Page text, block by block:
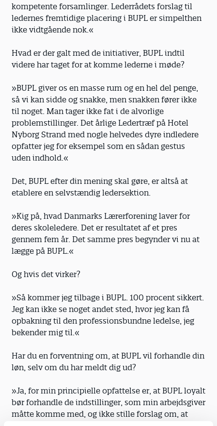
kompetente forsamlinger. Lederrådets forslag til
ledernes fremtidige placering i BUPL er simpelthen
ikke vidtgående nok.«
Hvad er der galt med de initiativer, BUPL indtil
videre har taget for at komme lederne i møde?
»BUPL giver os en masse rum og en hel del penge,
så vi kan sidde og snakke, men snakken fører ikke
til noget. Man tager ikke fat i de alvorlige
problemstillinger. Det årlige Ledertræf på Hotel
Nyborg Strand med nogle helvedes dyre indledere
opfatter jeg for eksempel som en sådan gestus
uden indhold.«
Det, BUPL efter din mening skal gøre, er altså at
etablere en selvstændig ledersektion.
»Kig på, hvad Danmarks Lærerforening laver for
deres skoleledere. Det er resultatet af et pres
gennem fem år. Det samme pres begynder vi nu at
lægge på BUPL.«
Og hvis det virker?
»Så kommer jeg tilbage i BUPL. 100 procent sikkert.
Jeg kan ikke se noget andet sted, hvor jeg kan få
opbakning til den professionsbundne ledelse, jeg
bekender mig til.«
Har du en forventning om, at BUPL vil forhandle din
løn, selv om du har meldt dig ud?
»Ja, for min principielle opfattelse er, at BUPL loyalt
bør forhandle de indstillinger, som min arbejdsgiver
måtte komme med, og ikke stille forslag om, at